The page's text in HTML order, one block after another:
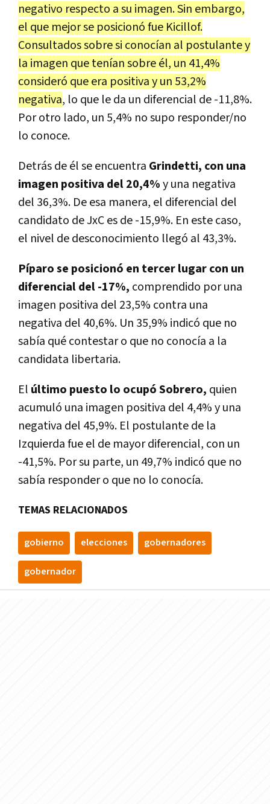
negativo respecto a su imagen. Sin embargo,
el que mejor se posicionó fue Kicillof.
Consultados sobre si conocían al postulante y
la imagen que tenían sobre él, un 41,4%
consideró que era positiva y un 53,2%
negativa, lo que le da un diferencial de -11,8%.
Por otro lado, un 5,4% no supo responder/no
lo conoce.
Detrás de él se encuentra Grindetti, con una
imagen positiva del 20,4%y una negativa
del 36,3%. De esa manera, el diferencial del
candidato de JxC es de -15,9%. En este caso,
el nivel de desconocimiento llegó al 43,3%.
Píparo se posicionó en tercer lugar con un
diferencial del -17%, comprendido por una
imagen positiva del 23,5% contra una
negativa del 40,6%. Un 35,9% indicó que no
sabía qué contestar o que no conocía a la
candidata libertaria.
El último puesto lo ocupó Sobrero, quien
acumuló una imagen positiva del 4,4% y una
negativa del 45,9%. El postulante de la
Izquierda fue el de mayor diferencial, con un
-41,5%. Por su parte, un 49,7% indicó que no
sabía responder o que no lo conocía.
TEMAS RELACIONADOS
gobierno elecciones gobernadores
gobernador